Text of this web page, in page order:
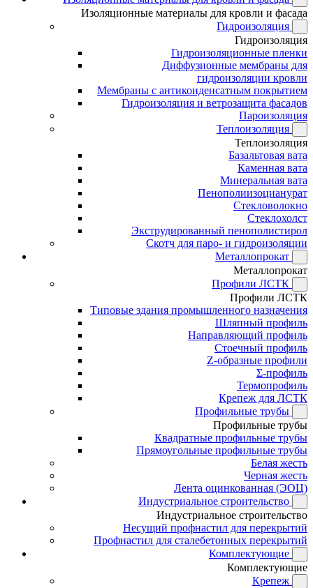
Изоляционные материалы для кровли и фасада
Гидроизоляция
Гидроизоляция
Гидроизоляционные пленки
Диффузионные мембраны для
гидроизоляции кровли
Мембраны с антиконденсатным покрытием
Гидроизоляция и ветрозащита фасадов
Пароизоляция
Теплоизоляция
Теплоизоляция
Базальтовая вата
Каменная вата
Минеральная вата
Пенополиизоцианурат
Стекловолокно
Стеклохолст
Экструдированный пенополистирол
Скотч для паро- и гидроизоляции
Металлопрокат
Металлопрокат
Профили ЛСТК
Профили ЛСТК
Типовые здания промышленного назначения
Шляпный профиль
Направляющий профиль
Стоечный профиль
Z-образные профили
Σ-профиль
Термопрофиль
Крепеж для ЛСТК
Профильные трубы
Профильные трубы
Квадратные профильные трубы
Прямоугольные профильные трубы
Белая жесть
Черная жесть
Лента оцинкованная (ЭОЦ)
Индустриальное строительство
Индустриальное строительство
Несущий профнастил для перекрытий
Профнастил для сталебетонных перекрытий
Комплектующие
Комплектующие
Крепеж